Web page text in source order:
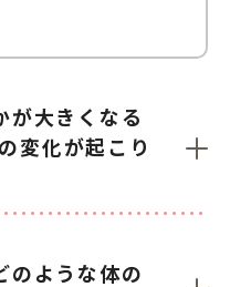
大きくなる
変化が起こり
ような体の